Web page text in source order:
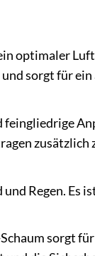
optimaler
sorgt für
zusätzlich
Regen. Es
sorgt